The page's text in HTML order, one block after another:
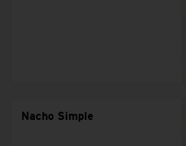
Nacho Simple